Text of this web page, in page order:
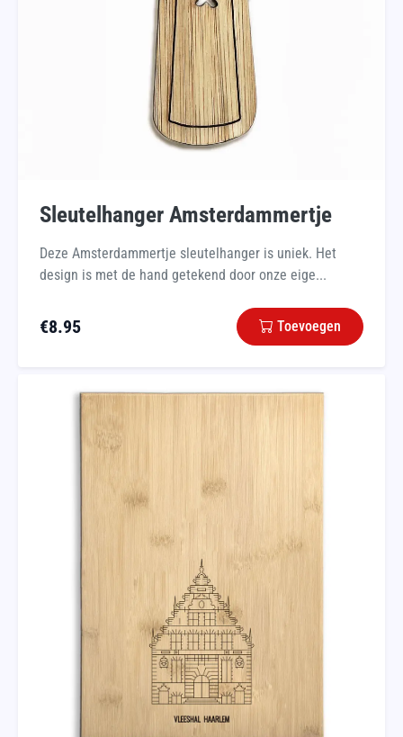
Sleutelhanger Amsterdammertje
Deze Amsterdammertje sleutelhanger is uniek. Het
design is met de hand getekend door onze eige...
€8.95 Toevoegen